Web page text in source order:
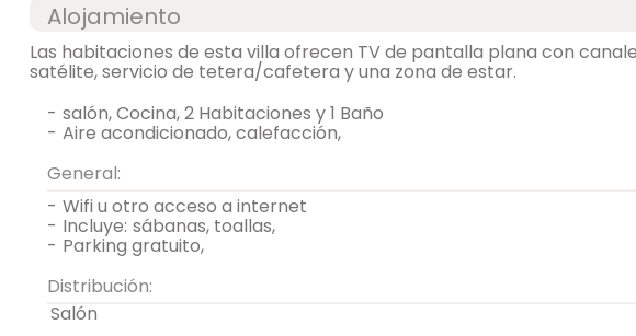
Alojamiento
Las habitaciones de esta villa ofrecen TV de pantalla plana con
satélite, servicio de tetera/cafetera y una zona de estar.
- salón, Cocina, 2 Habitaciones y 1 Baño
-
aire acondicionado, calefacción,
General:
-
wifi u otro acceso a internet
- incluye: sábanas, toallas,
-
parking gratuito,
Distribución:
salón